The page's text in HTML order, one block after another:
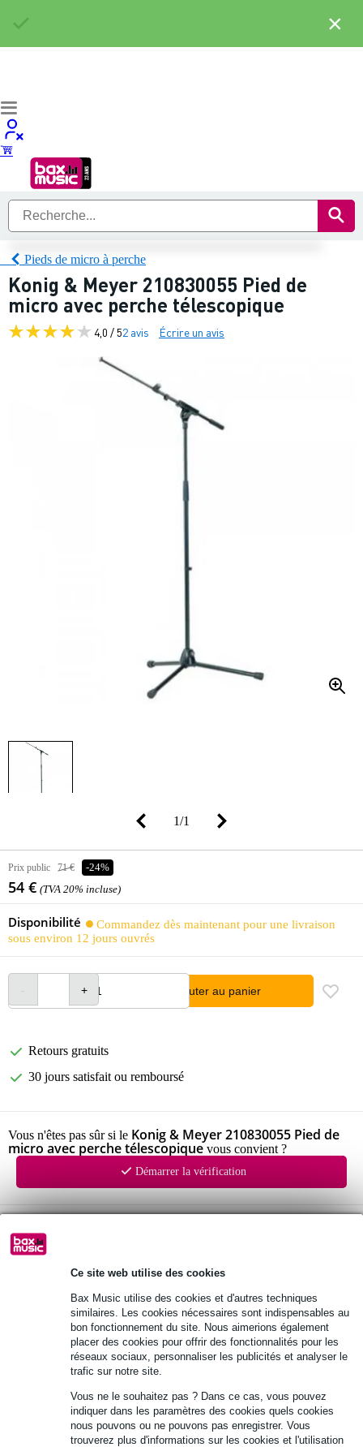
Ce site web utilise des cookies
Bax Music utilise des cookies et d'autres techniques
similaires. Les cookies nécessaires sont indispensables au
bon fonctionnement du site. Nous aimerions également
placer des cookies pour offrir des fonctionnalités pour les
réseaux sociaux, personnaliser les publicités et analyser le
trafic sur notre site.
Vous ne le souhaitez pas ? Dans ce cas, vous pouvez
indiquer dans les paramètres des cookies quels cookies
nous pouvons ou ne pouvons pas enregistrer. Vous
trouverez plus d'informations sur les cookies et l'utilisation
Pieds de micro à perche
Konig & Meyer 210830055 Pied de
micro avec perche télescopique
4,0 / 52 avis Écrire un avis
1/1
Prix public 71 € -24%
54 € (TVA 20% incluse)
Disponibilité
Commandez dès maintenant pour une livraison
sous environ 12 jours ouvrés
Ajouter au panier
Retours gratuits
30 jours satisfait ou remboursé
Vous n'êtes pas sûr si le Konig & Meyer 210830055 Pied de
micro avec perche télescopique vous convient ?
Démarrer la vérification
Afficher toutes les caractéristiques du produit
Autres variantes (1)
×